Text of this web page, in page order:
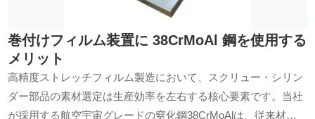
巻付けフィルム装置に 38CrMoAl 鋼を使用する
メリット
高精度ストレッチフィルム製造において、スクリュー・シリン
ダー部品の素材選定は生産効率を左右する核心要素です。当社
が採用する航空宇宙グレードの窒化鋼38CrMoAlは、従来材比3